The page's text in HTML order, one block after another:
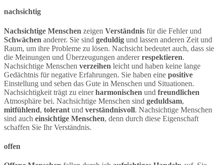
nachsichtig
Nachsichtige Menschen zeigen Verständnis für die Fehler und
Schwächen anderer. Sie sind geduldig und lassen anderen Zeit und
Raum, um ihre Probleme zu lösen. Nachsicht bedeutet auch, dass sie
die Meinungen und Überzeugungen andererrespektieren.
Nachsichtige Menschen verzeihen leicht und haben keine lange
Gedächtnis für negative Erfahrungen. Sie haben eine positive
Einstellung und sehen das Gute in Menschen und Situationen.
Nachsichtigkeit trägt zu einerharmonischen und freundlichen
Atmosphäre bei. Nachsichtige Menschen sind geduldsam,
mitfühlend, tolerant und verständnisvoll. Nachsichtige Menschen
sind auch einsichtige Menschen, denn durch diese Eigenschaft
schaffen Sie Ihr Verständnis.
offen